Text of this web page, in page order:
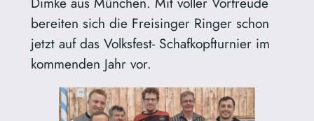
bereiten sich die Freisinger Ringer schon
jetzt auf das Volksfest- Schafkopfturnier im
kommenden Jahr vor.